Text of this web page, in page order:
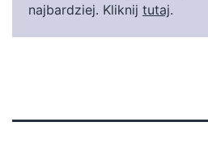
najbardziej. Kliknij tutaj.